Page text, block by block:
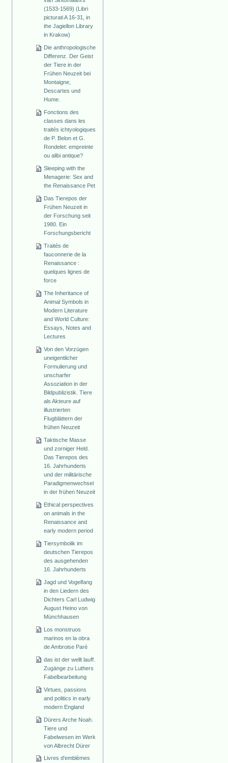
(1533-1569) (Libri
picturati A 16-31, in
the Jagiellon Library
in Krakow)
Die anthropologische
Differenz. Der Geist
der Tiere in der
Frühen Neuzeit bei
Montaigne,
Descartes und
Hume.
Fonctions des
classes dans les
traités ichtyologiques
de P. Belon et G.
Rondelet: empreinte
ou alibi antique?
Sleeping with the
Menagerie: Sex and
the Renaissance Pet
Das Tierepos der
Frühen Neuzeit in
der Forschung seit
1980. Ein
Forschungsbericht
Traités de
fauconnerie de la
Renaissance :
quelques lignes de
force
The Inheritance of
Animal Symbols in
Modern Literature
and World Culture:
Essays, Notes and
Lectures
Von den Vorzügen
uneigentlicher
Formulierung und
unscharfer
Assoziation in der
Bildpublizistik. Tiere
als Akteure auf
illustrierten
Flugblättern der
frühen Neuzeit
Taktische Masse
und zorniger Held.
Das Tierepos des
16. Jahrhunderts
und der militärische
Paradigmenwechsel
in der frühen Neuzeit
Ethical perspectives
on animals in the
Renaissance and
early modern period
Tiersymbolik im
deutschen Tierepos
des ausgehenden
16. Jahrhunderts
Jagd und Vogelfang
in den Liedern des
Dichters Carl Ludwig
August Heino von
Münchhausen
Los monstruos
marinos en la obra
de Ambroise Paré
das ist der wellt lauff.
Zugänge zu Luthers
Fabelbearbeitung
Virtues, passions
and politics in early
modern England
Dürers Arche Noah.
Tiere und
Fabelwesen im Werk
von Albrecht Dürer
Livres d'emblèmes